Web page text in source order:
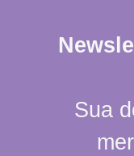
Sua